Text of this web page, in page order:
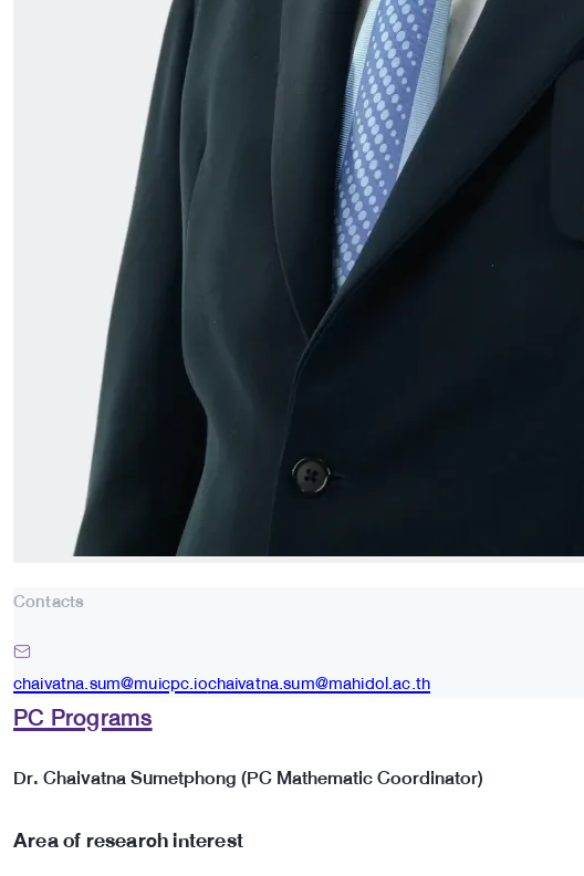
Contacts
chaivatna.sum@muicpc.iochaivatna.sum@mahidol.ac.th
PC Programs
Dr. Chaivatna Sumetphong (PC Mathematic Coordinator)
Area of research interest